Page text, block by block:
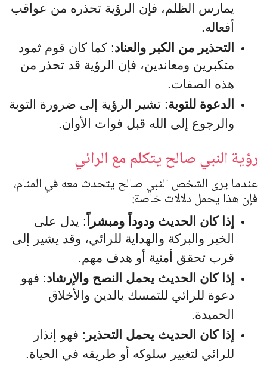
يمارس الظلم، فإن الرؤية تحذره من عواقب
أفعاله.
التحذير من الكبر والعناد: كما كان قوم ثمود
متكبرين ومعاندين، فإن الرؤية قد تحذر من
هذه الصفات.
الدعوة للتوبة: تشير الرؤية إلى ضرورة التوبة
والرجوع إلى الله قبل فوات الأوان.
رؤية النبي صالح يتكلم مع الرائي
عندما يرى الشخص النبي صالح يتحدث معه في المنام،
فإن هذا يحمل دلالات خاصة:
إذا كان الحديث ودوداً ومبشراً : يدل على
الخير والبركة والهداية للرائي، وقد يشير إلى
قرب تحقق أمنية أو هدف مهم.
إذا كان الحديث يحمل النصح والإرشاد: فهو
دعوة للرائي للتمسك بالدين والأخلاق
الحميدة.
إذا كان الحديث يحمل التحذير : فهو إنذار
للرائي لتغيير سلوكه أو طريقه في الحياة.